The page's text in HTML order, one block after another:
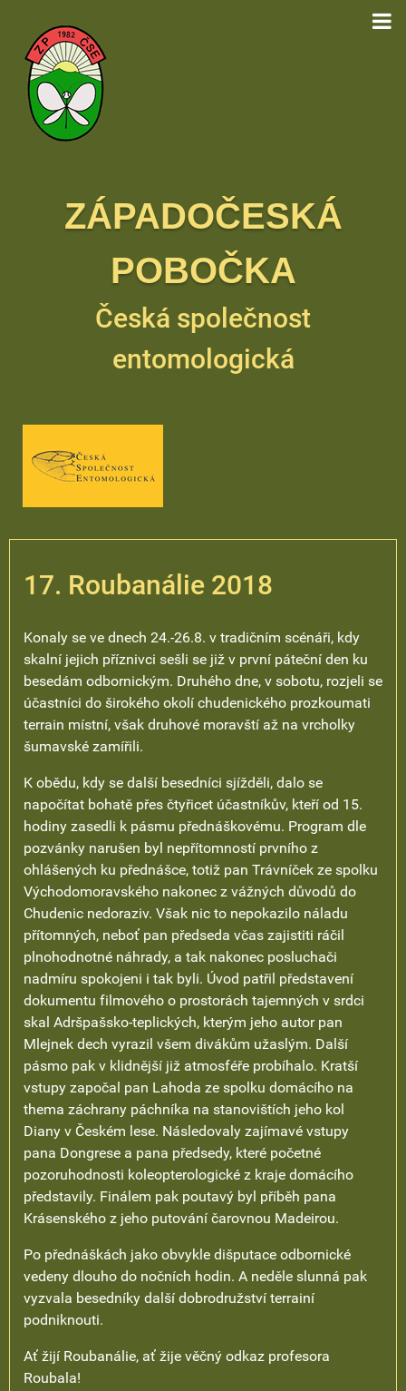
ZÁPADOČESKÁ
POBOČKA
Česká společnost
entomologická
17. Roubanálie 2018
Konaly se ve dnech 24.-26.8. v tradičním scénáři, kdy
skalní jejich příznivci sešli se již v první páteční den ku
besedám odbornickým. Druhého dne, v sobotu, rozjeli se
účastníci do širokého okolí chudenického prozkoumati
terrain místní, však druhové moravští až na vrcholky
šumavské zamířili.
K obědu, kdy se další besedníci sjížděli, dalo se
napočítat bohatě přes čtyřicet účastníkův, kteří od 15.
hodiny zasedli k pásmu přednáškovému. Program dle
pozvánky narušen byl nepřítomností prvního z
ohlášených ku přednášce, totiž pan Trávníček ze spolku
Východomoravského nakonec z vážných důvodů do
Chudenic nedoraziv. Však nic to nepokazilo náladu
přítomných, neboť pan předseda včas zajistiti ráčil
plnohodnotné náhrady, a tak nakonec posluchači
nadmíru spokojeni i tak byli. Úvod patřil představení
dokumentu filmového o prostorách tajemných v srdci
skal Adršpašsko-teplických, kterým jeho autor pan
Mlejnek dech vyrazil všem divákům užaslým. Další
pásmo pak v klidnější již atmosféře probíhalo. Kratší
vstupy započal pan Lahoda ze spolku domácího na
thema záchrany páchníka na stanovištích jeho kol
Diany v Českém lese. Následovaly zajímavé vstupy
pana Dongrese a pana předsedy, které početné
pozoruhodnosti koleopterologické z kraje domácího
představily. Finálem pak poutavý byl příběh pana
Krásenského z jeho putování čarovnou Madeirou.
Po přednáškách jako obvykle dišputace odbornické
vedeny dlouho do nočních hodin. A neděle slunná pak
vyzvala besedníky další dobrodružství terrainí
podniknouti.
Ať žijí Roubanálie, ať žije věčný odkaz profesora
Roubala!